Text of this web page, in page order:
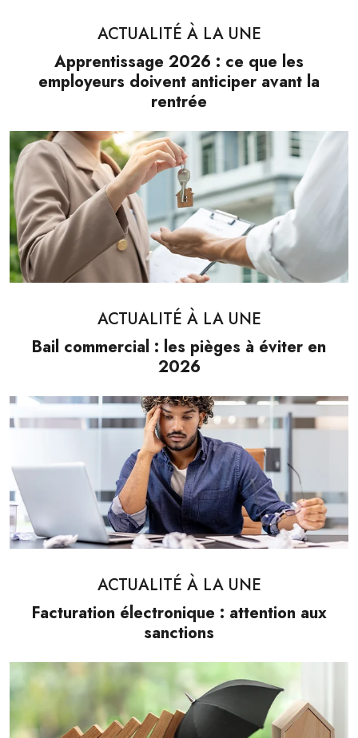
ACTUALITÉ À LA UNE
Apprentissage 2026 : ce que les
employeurs doivent anticiper avant la
rentrée
ACTUALITÉ À LA UNE
Bail commercial : les pièges à éviter en
2026
ACTUALITÉ À LA UNE
Facturation électronique : attention aux
sanctions